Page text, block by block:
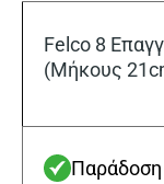
Felco 8
(Μήκους